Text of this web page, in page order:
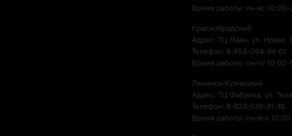
Время работы: пн-вс
Краснобродский
Адрес: ТЦ Маяк, ул. Новая,
Телефон: 8-953-064-34-01
Время работы: пн-пт
Ленинск-Кузнецкий
Адрес: ТЦ Фабрика, ул.
Телефон: 8-923-539-31-36
Время работы: пн-вск